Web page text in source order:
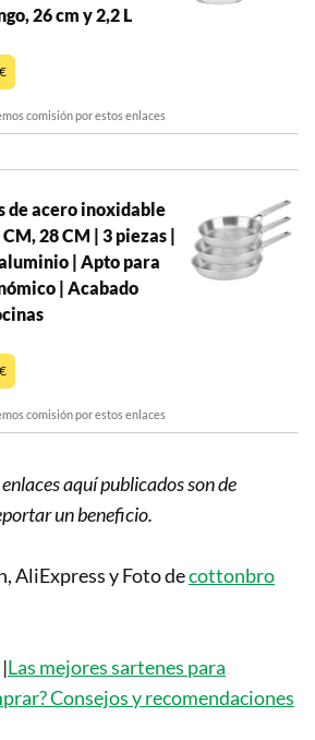
26 cm y 2,2 L
€
comisión por estos enlaces
de acero inoxidable
28 CM | 3 piezas |
| Apto para
| Acabado
€
comisión por estos enlaces
aquí publicados son de
un beneficio.
AliExpress y Foto decottonbro
Las mejores sartenes para
Consejos y recomendaciones